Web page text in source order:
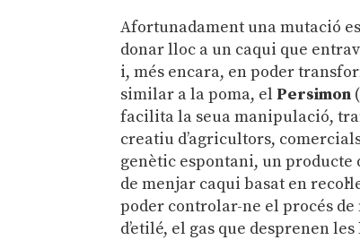
Afortunadament una mutació
donar lloc a un caqui que
i, més encara, en poder
similar a la poma, el Persimon
facilita la seua manipulació,
creatiu d’agricultors,
genètic espontani, un producte
de menjar caqui basat en
poder controlar-ne el procés
d’etilé, el gas que desprenen